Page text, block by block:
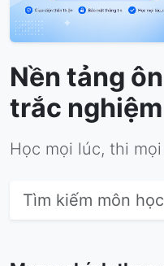
Nền tảng
trắc
Học mọi lúc, thi